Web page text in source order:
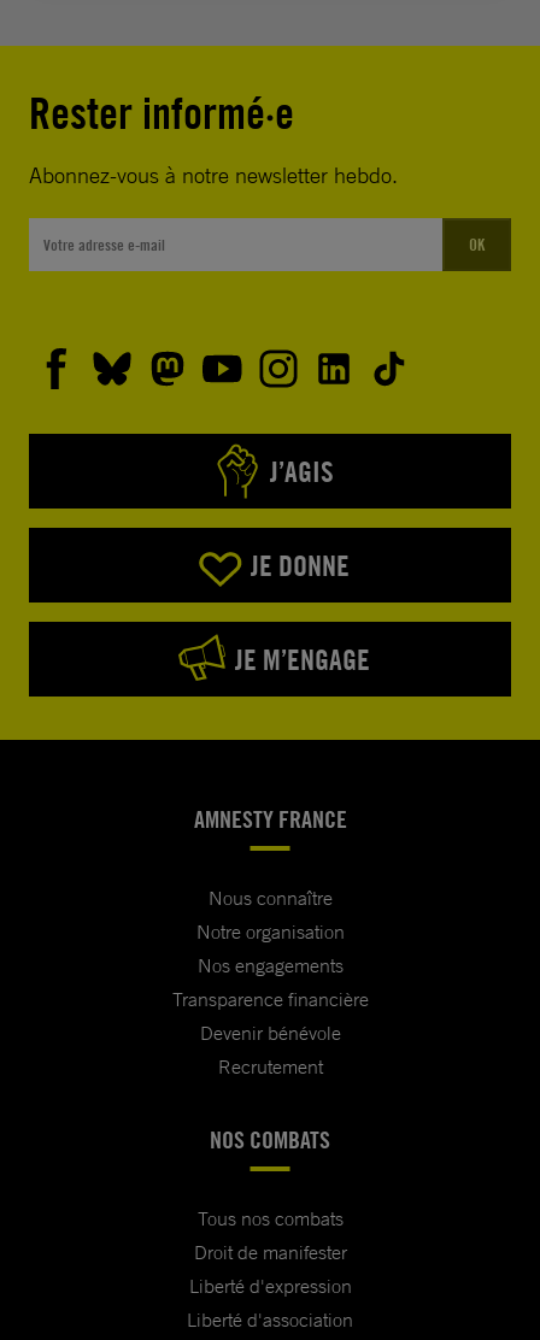
Rester informé·e
Abonnez-vous à notre newsletter hebdo.
OK
J’AGIS
JE DONNE
JE M’ENGAGE
AMNESTY FRANCE
Nous connaître
Notre organisation
Nos engagements
Transparence financière
Devenir bénévole
Recrutement
NOS COMBATS
Tous nos combats
Droit de manifester
Liberté d'expression
Liberté d'association